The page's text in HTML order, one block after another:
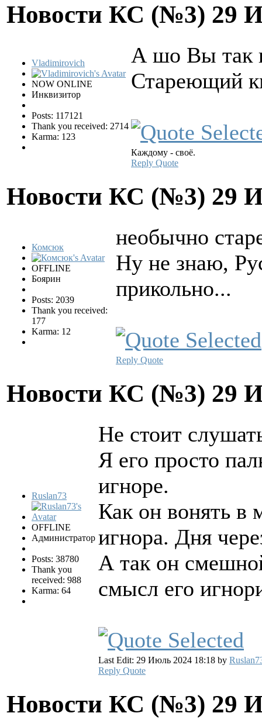
Новости КС (№3) 29
Vladimirovich
NOW ONLINE
Инквизитор
Posts: 117121
Thank you received: 2714
Karma: 123
А шо Вы так
Стареющий
Каждому - своё.
Reply Quote
Новости КС (№3) 29
Комсюк
OFFLINE
Боярин
Posts: 2039
Thank you received:
177
Karma: 12
необычно
Ну не знаю,
прикольно...
Reply Quote
Новости КС (№3) 29
Ruslan73
OFFLINE
Администратор
Posts: 38780
Thank you
received: 988
Karma: 64
Не стоит
Я его просто
игноре.
Как он вонять в
игнора. Дня
А так он
смысл его
Last Edit: 29 Июль 2024 18:18 by
Reply Quote
Новости КС (№3) 29